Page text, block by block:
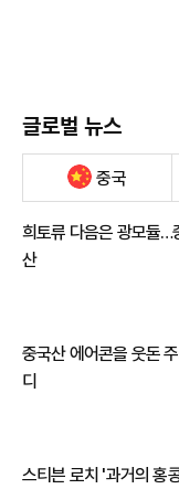
글로벌 뉴스
중국
희토류 다음은 광모듈…
산
중국산 에어콘을 웃돈
디
스티븐 로치 '과거의 홍